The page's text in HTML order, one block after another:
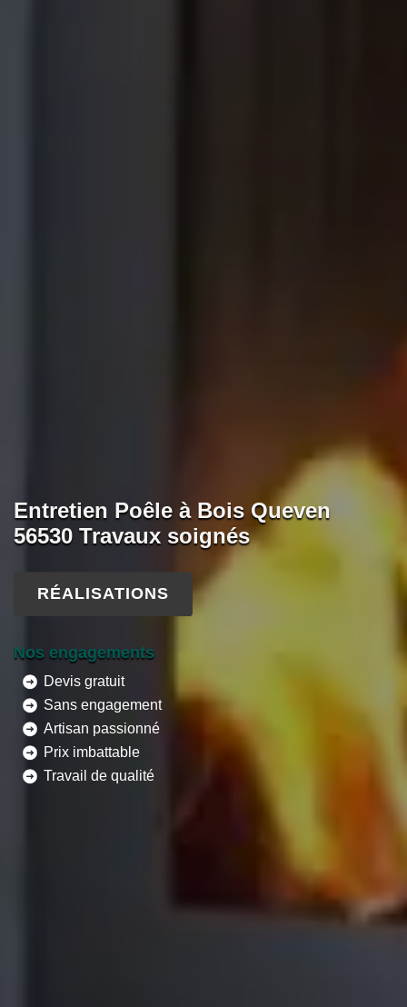
Entretien Poêle à Bois Queven
56530 Travaux soignés
RÉALISATIONS
Nos engagements
Devis gratuit
Sans engagement
Artisan passionné
Prix imbattable
Travail de qualité